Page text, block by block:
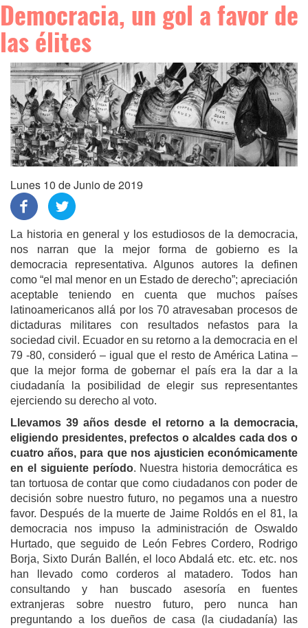
Democracia, un gol a favor de
las élites
Lunes 10 de Junio de 2019
La historia en general y los estudiosos de la democracia,
nos narran que la mejor forma de gobierno es la
democracia representativa. Algunos autores la definen
como “el mal menor en un Estado de derecho”; apreciación
aceptable teniendo en cuenta que muchos países
latinoamericanos allá por los 70 atravesaban procesos de
dictaduras militares con resultados nefastos para la
sociedad civil. Ecuador en su retorno a la democracia en el
79 -80, consideró – igual que el resto de América Latina –
que la mejor forma de gobernar el país era la dar a la
ciudadanía la posibilidad de elegir sus representantes
ejerciendo su derecho al voto.
Llevamos 39 años desde el retorno a la democracia,
eligiendo presidentes, prefectos o alcaldes cada dos o
cuatro años, para que nos ajusticien económicamente
en el siguiente período. Nuestra historia democrática es
tan tortuosa de contar que como ciudadanos con poder de
decisión sobre nuestro futuro, no pegamos una a nuestro
favor. Después de la muerte de Jaime Roldós en el 81, la
democracia nos impuso la administración de Oswaldo
Hurtado, que seguido de León Febres Cordero, Rodrigo
Borja, Sixto Durán Ballén, el loco Abdalá etc. etc. etc. nos
han llevado como corderos al matadero. Todos han
consultando y han buscado asesoría en fuentes
extranjeras sobre nuestro futuro, pero nunca han
preguntando a los dueños de casa (la ciudadanía) las